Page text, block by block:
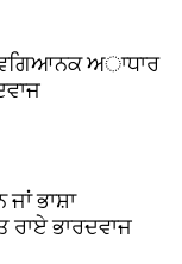
ਅਾਧਾਰ
ਜਾਂ ਭਾਸ਼ਾ
ਭਾਰਦਵਾਜ